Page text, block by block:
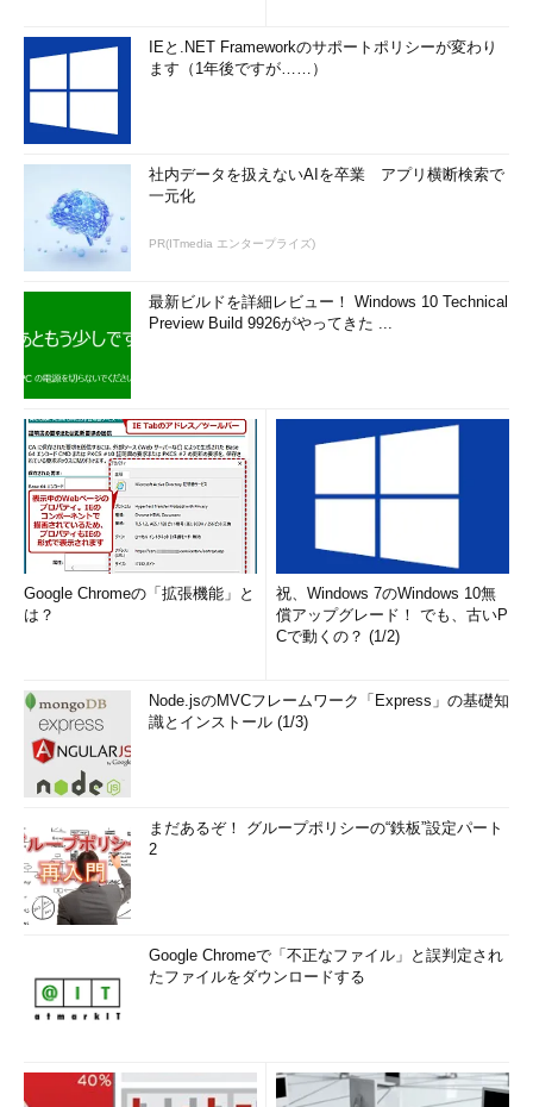
IEと.NET Frameworkのサポートポリシーが変わり
ます（1年後ですが……）
社内データを扱えないAIを卒業 アプリ横断検索で
一元化
PR(ITmedia エンタープライズ)
最新ビルドを詳細レビュー！ Windows 10 Technical
Preview Build 9926がやってきた ...
Google Chromeの「拡張機能」と
は？
祝、Windows 7のWindows 10無
償アップグレード！ でも、古いP
Cで動くの？ (1/2)
Node.jsのMVCフレームワーク「Express」の基礎知
識とインストール (1/3)
まだあるぞ！ グループポリシーの“鉄板”設定パート
2
Google Chromeで「不正なファイル」と誤判定され
たファイルをダウンロードする